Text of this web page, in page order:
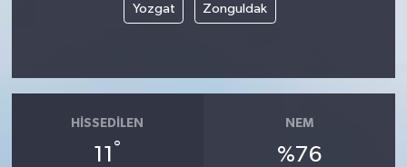
Yozgat Zonguldak
HISSEDILEN
11 °
NEM
%76